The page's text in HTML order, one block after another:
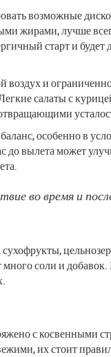
возможные
жирами, лучше
старт и будет
и
салаты с
особенно в
до вылета может
во время и
соли и
с косвенными
их стоит